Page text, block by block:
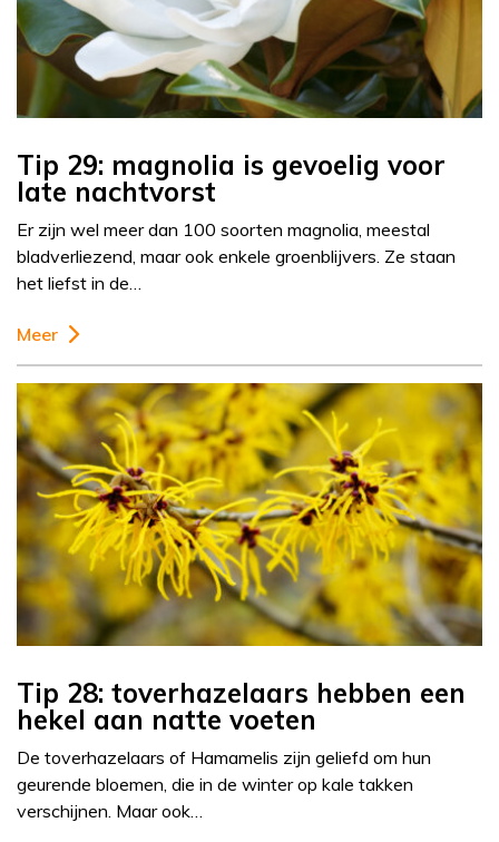
Tip 29: magnolia is gevoelig voor
late nachtvorst
Er zijn wel meer dan 100 soorten magnolia, meestal
bladverliezend, maar ook enkele groenblijvers. Ze staan
het liefst in de…
Meer
Tip 28: toverhazelaars hebben een
hekel aan natte voeten
De toverhazelaars of Hamamelis zijn geliefd om hun
geurende bloemen, die in de winter op kale takken
verschijnen. Maar ook…